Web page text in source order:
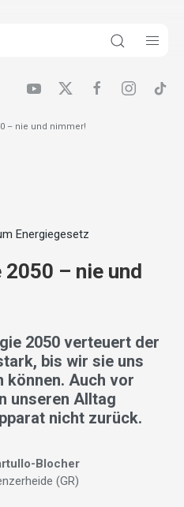
– nie und nimmer!
Energiegesetz
– nie und
2050 verteuert der
bis wir sie uns
können. Auch vor
unseren Alltag
nicht zurück.
Blocher
(GR)